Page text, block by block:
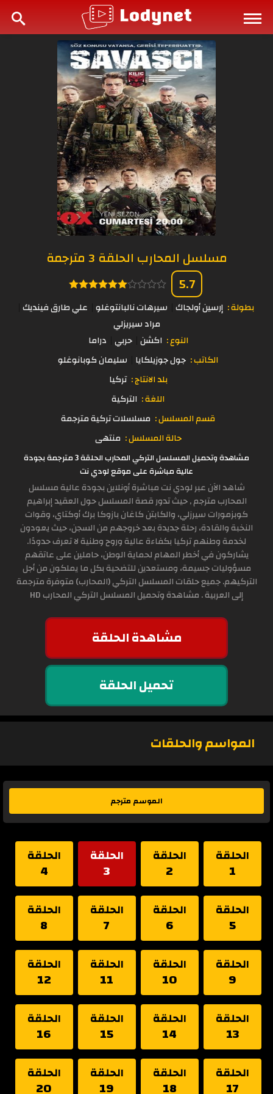
مسلسل المحارب الحلقة 3 مترجمة
5.7
بطولة : إرسين أولجاك سيرهات نالبانتوغلو علي طارق فينديك
مراد سيريزلي
النوع : اكشن حربي دراما
الكاتب : جول جوزيلكايا سليمان كوبانوغلو
بلد الانتاج : تركيا
اللغة : التركية
قسم المسلسل : مسلسلات تركية مترجمة
حالة المسلسل : منتهى
مشاهدة وتحميل المسلسل التركي المحارب الحلقة 3 مترجمة بجودة
عالية مباشرة على موقع لودي نت
شاهد الآن عبر لودي نت مباشرة أونلاين بجودة عالية مسلسل
المحارب مترجم , حيث تدور قصة المسلسل حول العقيد إبراهيم
كوبزمورات سيرزلي، والكابتن كاغان بازوكا برك أوكتاي، وقوات
النخبة والقادة، رحلة جديدة بعد خروجهم من السجن، حيث يعودون
لخدمة وطنهم تركيا بكفاءة عالية وروح وطنية لا تعرف حدودًا.
يشاركون في أخطر المهام لحماية الوطن، حاملين على عاتقهم
مسؤوليات جسيمة، ومستعدين للتضحية بكل ما يملكون من أجل
التركيهم. جميع حلقات المسلسل التركي (المحارب) متوفرة مترجمة
إلى العربية . مشاهدة وتحميل المسلسل التركي المحارب HD
مشاهدة الحلقة
تحميل الحلقة
المواسم والحلقات
الموسم مترجم
الحلقة
1
الحلقة
2
الحلقة
3
الحلقة
4
الحلقة
5
الحلقة
6
الحلقة
7
الحلقة
8
الحلقة
9
الحلقة
10
الحلقة
11
الحلقة
12
الحلقة
13
الحلقة
14
الحلقة
15
الحلقة
16
الحلقة
17
الحلقة
18
الحلقة
19
الحلقة
20